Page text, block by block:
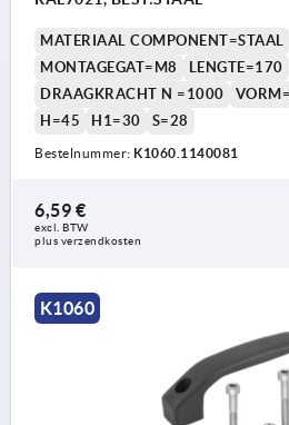
MATERIAAL COMPONENT=STAAL
MONTAGEGAT=M8
LENGTE=170
DRAAGKRACHT N =1000
H=45
H1=30 S=28
Bestelnummer: K1060.1140081
6,59 €
excl. BTW
plus verzendkosten
K1060